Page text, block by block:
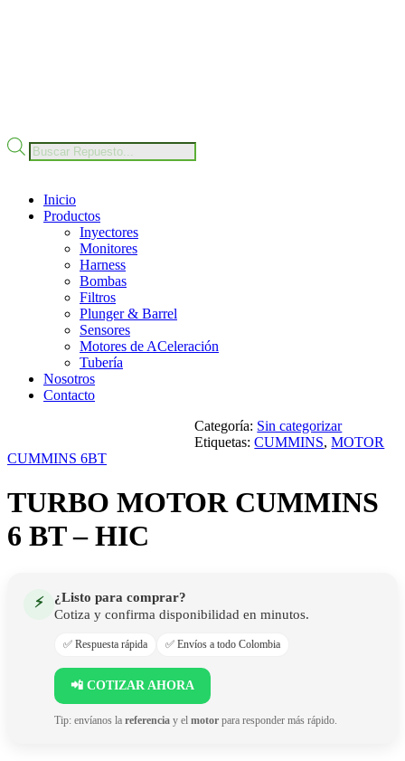
Búsqueda
de
Inicio
Productos
Inyectores
Monitores
Harness
Bombas
Filtros
Plunger & Barrel
Sensores
Motores de ACeleración
Tubería
Nosotros
Contacto
Categoría: Sin categorizar
Etiquetas:CUMMINS,MOTOR
CUMMINS 6BT
TURBO MOTOR CUMMINS
6 BT – HIC
⚡
¿Listo para comprar?
Cotiza y confirma disponibilidad en minutos.
✅ Respuesta rápida ✅ Envíos a todo Colombia
📲 COTIZAR AHORA
Tip: envíanos la referencia y el motor para responder más rápido.